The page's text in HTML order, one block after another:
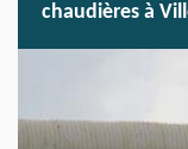
chaudières à